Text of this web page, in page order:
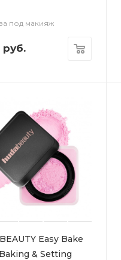
под макияж
руб.
Easy Bake
& Setting